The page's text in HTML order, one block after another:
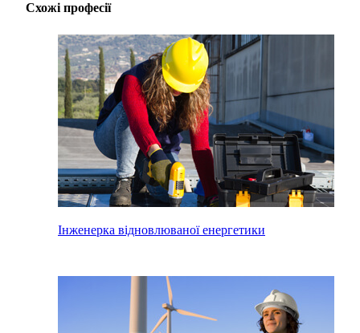
Схожі професії
Інженерка відновлюваної енергетики